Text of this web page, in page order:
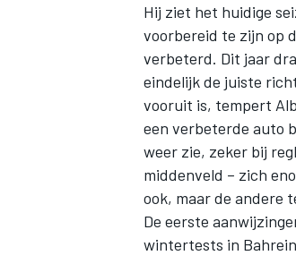
Hij ziet het huidige
voorbereid te zijn op
verbeterd. Dit jaar
eindelijk de juiste
vooruit is, tempert
een verbeterde auto
weer zie, zeker bij
middenveld – zich
ook, maar de andere
De eerste
wintertests in